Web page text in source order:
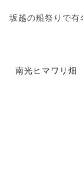
坂越の船祭りで有
南光ヒマワリ畑